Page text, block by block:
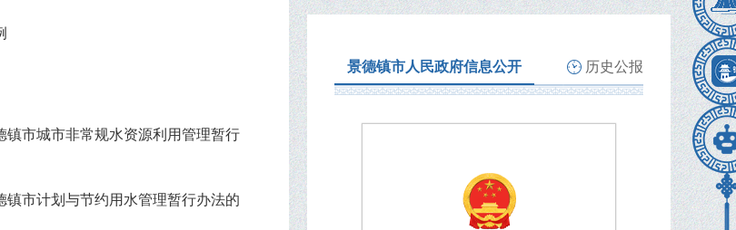
镇市城市非常规水资源利用管理暂行
市计划与节约用水管理暂行办法的
景德镇市人民政府信息公开 历史公报